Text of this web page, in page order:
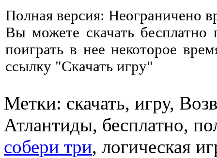
Полная версия: Неограничено
Вы можете скачать
поиграть в нее некоторое
ссылку "Скачать игру"
Метки: скачать, игру,
Атлантиды, бесплатно,
собери три, логическая